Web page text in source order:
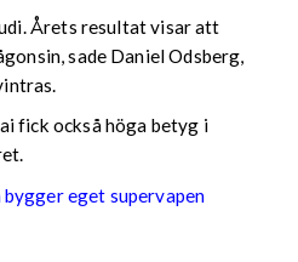
Årets resultat visar att
sade Daniel Odsberg,
fick också höga betyg i
eget supervapen